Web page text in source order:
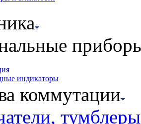
индикаторы
коммутации